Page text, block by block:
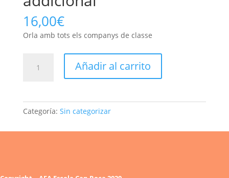
16,00€
Orla amb tots els companys de classe
(30x40cm)
voleu
alguna
Añadir al carrito
Categoría: Sin categorizar